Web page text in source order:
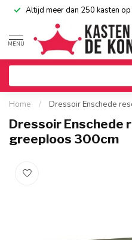
Altijd meer dan 250 kasten
MENU
Home / Dressoir Enschede
Dressoir Enschede
greeploos 300cm